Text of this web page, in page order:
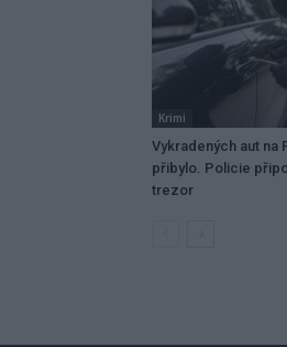
Krimi
Vykradených aut na
přibylo. Policie
trezor